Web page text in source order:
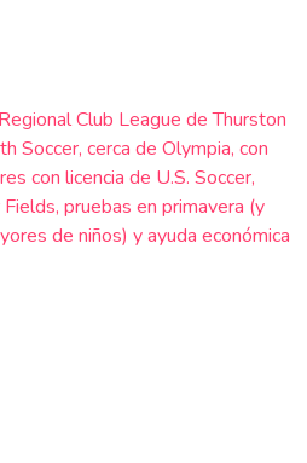
Club League de Thurston
Soccer, cerca de Olympia, con
con licencia de U.S. Soccer,
pruebas en primavera (y
de niños) y ayuda económica